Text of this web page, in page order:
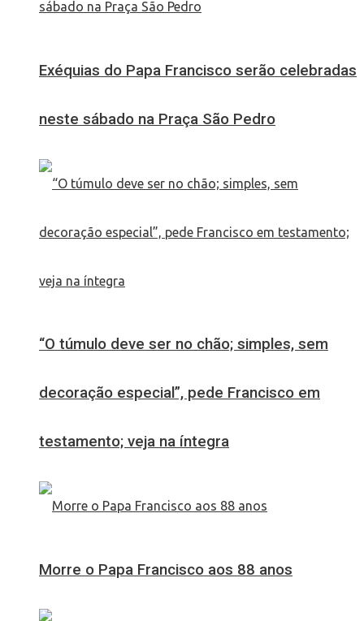
Exéquias do Papa Francisco serão celebradas
neste sábado na Praça São Pedro
“O túmulo deve ser no chão; simples, sem
decoração especial”, pede Francisco em
testamento; veja na íntegra
Morre o Papa Francisco aos 88 anos